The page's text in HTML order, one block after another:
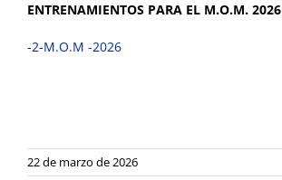
ENTRENAMIENTOS PARA EL M.O.M. 2026
-2-M.O.M -2026
22 de marzo de 2026